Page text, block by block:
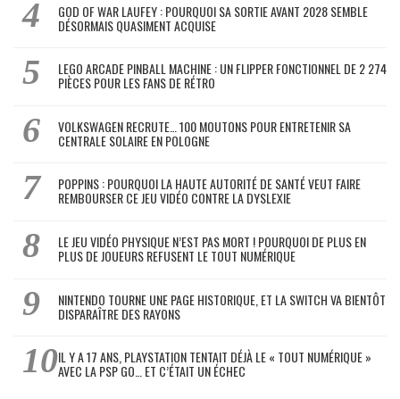
GOD OF WAR LAUFEY : POURQUOI SA SORTIE AVANT 2028 SEMBLE
DÉSORMAIS QUASIMENT ACQUISE
LEGO ARCADE PINBALL MACHINE : UN FLIPPER FONCTIONNEL DE 2 274
PIÈCES POUR LES FANS DE RÉTRO
VOLKSWAGEN RECRUTE… 100 MOUTONS POUR ENTRETENIR SA
CENTRALE SOLAIRE EN POLOGNE
POPPINS : POURQUOI LA HAUTE AUTORITÉ DE SANTÉ VEUT FAIRE
REMBOURSER CE JEU VIDÉO CONTRE LA DYSLEXIE
LE JEU VIDÉO PHYSIQUE N’EST PAS MORT ! POURQUOI DE PLUS EN
PLUS DE JOUEURS REFUSENT LE TOUT NUMÉRIQUE
NINTENDO TOURNE UNE PAGE HISTORIQUE, ET LA SWITCH VA BIENTÔT
DISPARAÎTRE DES RAYONS
IL Y A 17 ANS, PLAYSTATION TENTAIT DÉJÀ LE « TOUT NUMÉRIQUE »
AVEC LA PSP GO… ET C’ÉTAIT UN ÉCHEC